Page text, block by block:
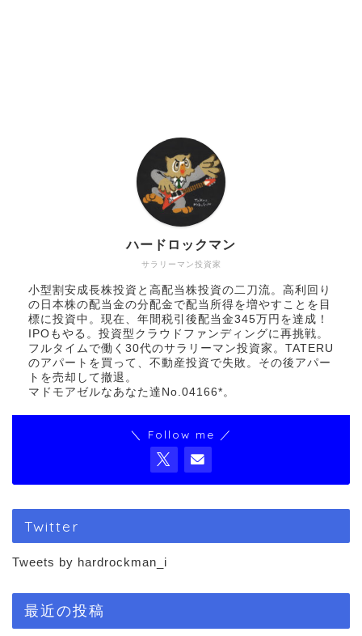
サラリーマン投資家
ハードロックマン
小型割安成長株投資と高配当株投資の二刀流。高利回り
の日本株の配当金の分配金で配当所得を増やすことを目
標に投資中。現在、年間税引後配当金345万円を達成！
IPOもやる。投資型クラウドファンディングに再挑戦。
フルタイムで働く30代のサラリーマン投資家。TATERU
のアパートを買って、不動産投資で失敗。その後アパー
トを売却して撤退。
マドモアゼルなあなた達No.04166*。
＼ Follow me ／
Twitter
Tweets by hardrockman_i
最近の投稿